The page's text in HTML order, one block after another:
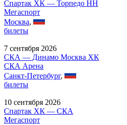
Спартак ХК — Торпедо НН
Мегаспорт
Москва,
билеты
7 сентября 2026
СКА — Динамо Москва ХК
СКА Арена
Санкт-Петербург,
билеты
10 сентября 2026
Спартак ХК — СКА
Мегаспорт